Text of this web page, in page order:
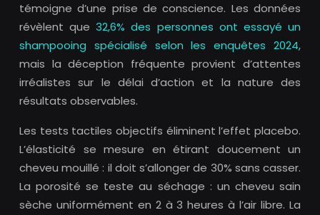
témoigne d’une prise de conscience. Les données
révèlent que32,6% des personnes ont essayé un
shampooing spécialisé selon les enquêtes 2024,
mais la déception fréquente provient d’attentes
irréalistes sur le délai d’action et la nature des
résultats observables.
Les tests tactiles objectifs éliminent l’effet placebo.
L’élasticité se mesure en étirant doucement un
cheveu mouillé : il doit s’allonger de 30% sans casser.
La porosité se teste au séchage : un cheveu sain
sèche uniformément en 2 à 3 heures à l’air libre. La